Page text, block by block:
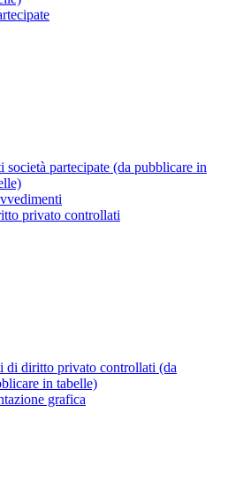
società partecipate (da pubblicare in
privato controllati
di diritto privato controllati (da
in tabelle)
grafica